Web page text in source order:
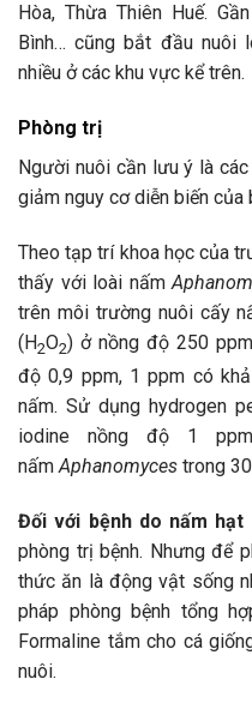
Hòa, Thừa Thiên Huế.
Bình… cũng bắt đầu nuôi
nhiều ở các khu vực kể trên.
Phòng trị
Người nuôi cần lưu ý là
giảm nguy cơ diễn biến của
Theo tạp trí khoa học của
thấy với loài nấm
trên môi trường nuôi cấy
(H2O2) ở nồng độ 250
độ 0,9 ppm, 1 ppm có
nấm. Sử dụng hydrogen
iodine nồng độ 1
nấmAphanomyces trong
Đối với bệnh do nấm hạt
phòng trị bệnh. Nhưng để
thức ăn là động vật sống
pháp phòng bệnh tổng
Formaline tắm cho cá
nuôi.